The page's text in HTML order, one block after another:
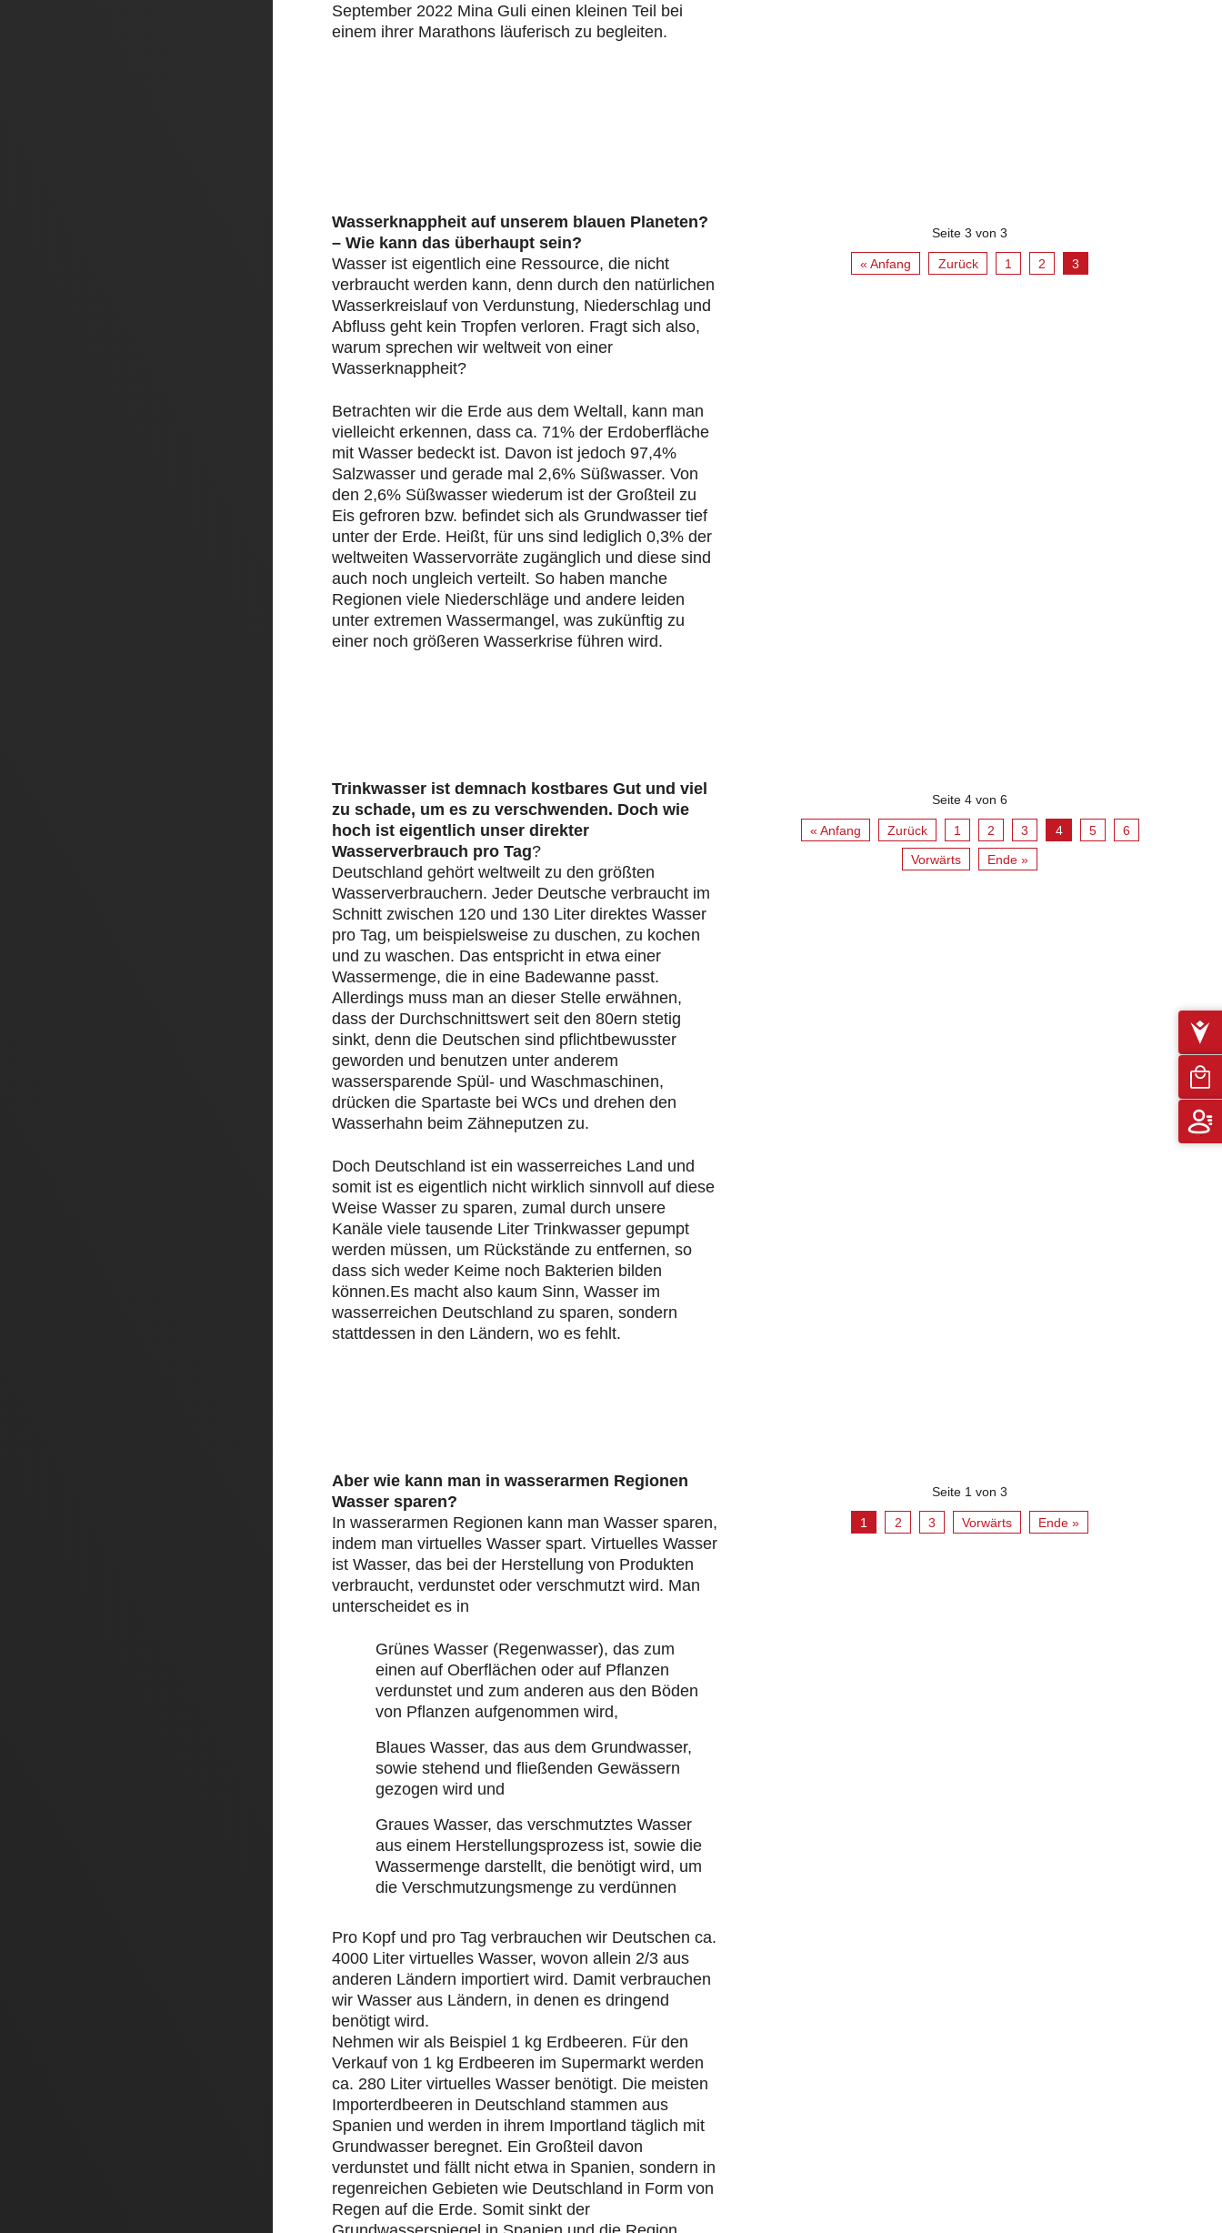
September 2022 Mina Guli einen kleinen Teil bei
einem ihrer Marathons läuferisch zu begleiten.
Wasserknappheit auf unserem blauen Planeten?
– Wie kann das überhaupt sein?
Wasser ist eigentlich eine Ressource, die nicht
verbraucht werden kann, denn durch den natürlichen
Wasserkreislauf von Verdunstung, Niederschlag und
Abfluss geht kein Tropfen verloren. Fragt sich also,
warum sprechen wir weltweit von einer
Wasserknappheit?
Betrachten wir die Erde aus dem Weltall, kann man
vielleicht erkennen, dass ca. 71% der Erdoberfläche
mit Wasser bedeckt ist. Davon ist jedoch 97,4%
Salzwasser und gerade mal 2,6% Süßwasser. Von
den 2,6% Süßwasser wiederum ist der Großteil zu
Eis gefroren bzw. befindet sich als Grundwasser tief
unter der Erde. Heißt, für uns sind lediglich 0,3% der
weltweiten Wasservorräte zugänglich und diese sind
auch noch ungleich verteilt. So haben manche
Regionen viele Niederschläge und andere leiden
unter extremen Wassermangel, was zukünftig zu
einer noch größeren Wasserkrise führen wird.
Seite 3 von 3
« Anfang Zurück 1 2 3
Trinkwasser ist demnach kostbares Gut und viel
zu schade, um es zu verschwenden. Doch wie
hoch ist eigentlich unser direkter
Wasserverbrauch pro Tag?
Deutschland gehört weltweilt zu den größten
Wasserverbrauchern. Jeder Deutsche verbraucht im
Schnitt zwischen 120 und 130 Liter direktes Wasser
pro Tag, um beispielsweise zu duschen, zu kochen
und zu waschen. Das entspricht in etwa einer
Wassermenge, die in eine Badewanne passt.
Allerdings muss man an dieser Stelle erwähnen,
dass der Durchschnittswert seit den 80ern stetig
sinkt, denn die Deutschen sind pflichtbewusster
geworden und benutzen unter anderem
wassersparende Spül- und Waschmaschinen,
drücken die Spartaste bei WCs und drehen den
Wasserhahn beim Zähneputzen zu.
Doch Deutschland ist ein wasserreiches Land und
somit ist es eigentlich nicht wirklich sinnvoll auf diese
Weise Wasser zu sparen, zumal durch unsere
Kanäle viele tausende Liter Trinkwasser gepumpt
werden müssen, um Rückstände zu entfernen, so
dass sich weder Keime noch Bakterien bilden
können.Es macht also kaum Sinn, Wasser im
wasserreichen Deutschland zu sparen, sondern
stattdessen in den Ländern, wo es fehlt.
Seite 4 von 6
« Anfang Zurück 1 2 3 4 5
6
Vorwärts
Ende »
Aber wie kann man in wasserarmen Regionen
Wasser sparen?
In wasserarmen Regionen kann man Wasser sparen,
indem man virtuelles Wasser spart. Virtuelles Wasser
ist Wasser, das bei der Herstellung von Produkten
verbraucht, verdunstet oder verschmutzt wird. Man
unterscheidet es in
Grünes Wasser (Regenwasser), das zum
einen auf Oberflächen oder auf Pflanzen
verdunstet und zum anderen aus den Böden
von Pflanzen aufgenommen wird,
Blaues Wasser, das aus dem Grundwasser,
sowie stehend und fließenden Gewässern
gezogen wird und
Graues Wasser, das verschmutztes Wasser
aus einem Herstellungsprozess ist, sowie die
Wassermenge darstellt, die benötigt wird, um
die Verschmutzungsmenge zu verdünnen
Pro Kopf und pro Tag verbrauchen wir Deutschen ca.
4000 Liter virtuelles Wasser, wovon allein 2/3 aus
anderen Ländern importiert wird. Damit verbrauchen
wir Wasser aus Ländern, in denen es dringend
benötigt wird.
Nehmen wir als Beispiel 1 kg Erdbeeren. Für den
Verkauf von 1 kg Erdbeeren im Supermarkt werden
ca. 280 Liter virtuelles Wasser benötigt. Die meisten
Importerdbeeren in Deutschland stammen aus
Spanien und werden in ihrem Importland täglich mit
Grundwasser beregnet. Ein Großteil davon
verdunstet und fällt nicht etwa in Spanien, sondern in
regenreichen Gebieten wie Deutschland in Form von
Regen auf die Erde. Somit sinkt der
Seite 1 von 3
1 2 3 Vorwärts Ende »